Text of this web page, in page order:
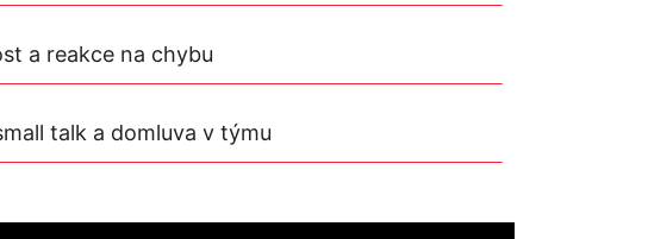
a reakce na chybu
talk a domluva v týmu